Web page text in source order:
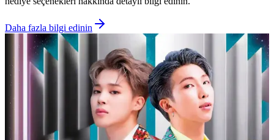
Daha fazla bilgi edinin